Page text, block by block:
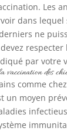
Les
dans lequel
ne
respecter
par votre
des
comme
un moyen